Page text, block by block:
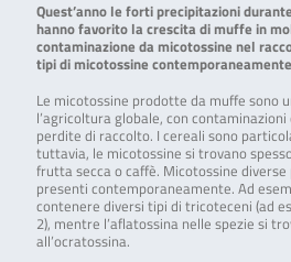
Quest’anno le forti precipitazioni
hanno favorito la crescita di muffe in
contaminazione da micotossine nel
tipi di micotossine contemporaneamente
Le micotossine prodotte da muffe sono
l’agricoltura globale, con
perdite di raccolto. I cereali sono
tuttavia, le micotossine si trovano
frutta secca o caffè. Micotossine
presenti contemporaneamente. Ad
contenere diversi tipi di tricoteceni (ad
2), mentre l’aflatossina nelle spezie si
all’ocratossina.